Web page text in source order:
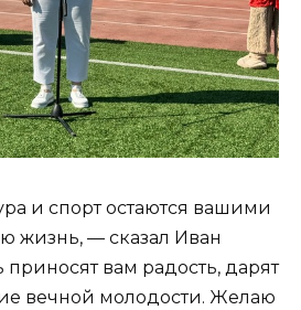
и спорт остаются вашими
жизнь, — сказал Иван
приносят вам радость, дарят
вечной молодости. Желаю